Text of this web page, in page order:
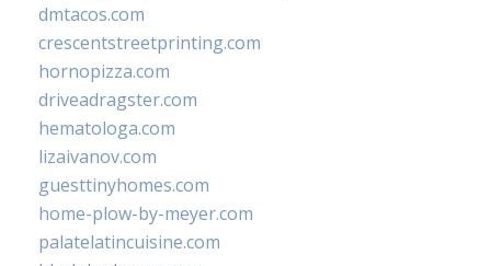
dmtacos.com
crescentstreetprinting.com
hornopizza.com
driveadragster.com
hematologa.com
lizaivanov.com
guesttinyhomes.com
home-plow-by-meyer.com
palatelatincuisine.com